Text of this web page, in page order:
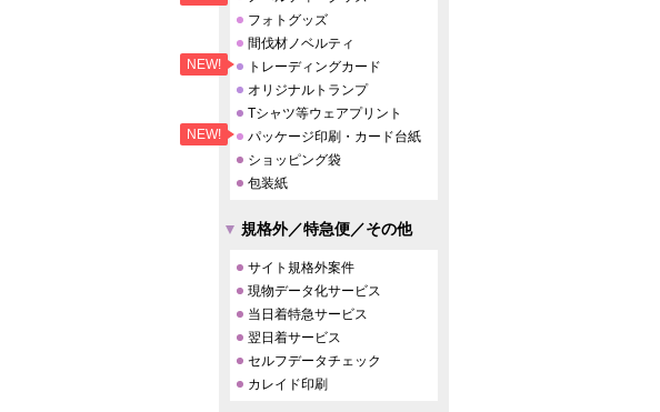
フォトグッズ
間伐材ノベルティ
NEW!
トレーディングカード
オリジナルトランプ
Tシャツ等ウェアプリント
NEW!
パッケージ印刷・カード台紙
ショッピング袋
包装紙
規格外／特急便／その他
サイト規格外案件
現物データ化サービス
当日着特急サービス
翌日着サービス
セルフデータチェック
カレイド印刷